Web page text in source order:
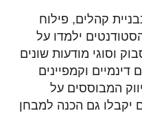
קהלים, פילוח
ילמדו על
וסוגי מודעות שונים
דינמיים וקמפיינים
המבוססים על
יקבלו גם הכנה למבחן